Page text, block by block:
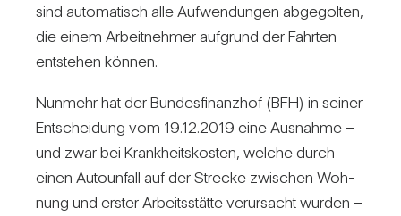
sind auto­ma­tisch alle Auf­wen­dungen abge­golten,
die einem Arbeit­nehmer auf­grund der Fahrten
ent­stehen können.
Nun­mehr hat der Bun­des­fi­nanzhof (BFH) in seiner
Ent­schei­dung vom 19.12.2019 eine Aus­nahme –
und zwar bei Krank­heits­kosten, welche durch
einen Auto­un­fall auf der Strecke zwi­schen Woh­
nung und erster Arbeits­stätte ver­ur­sacht wurden –